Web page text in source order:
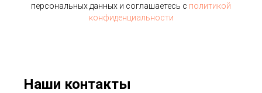
персональных данных и соглашаетесь c политикой
конфиденциальности
Наши контакты